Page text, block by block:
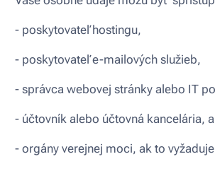
- poskytovateľ hostingu,
- poskytovateľ e-mailových služieb,
- správca webovej stránky alebo IT
- účtovník alebo účtovná kancelária,
- orgány verejnej moci, ak to